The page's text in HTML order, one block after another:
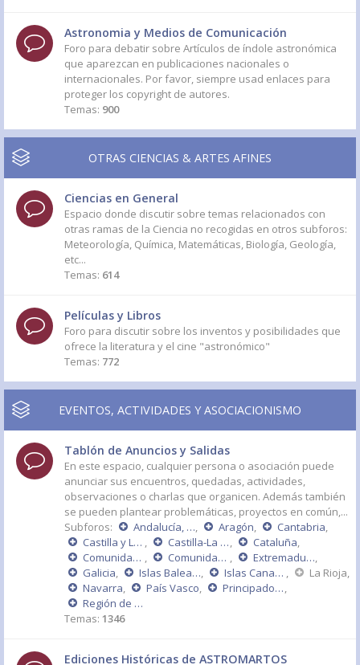
Astronomia y Medios de Comunicación
Foro para debatir sobre Artículos de índole astronómica
que aparezcan en publicaciones nacionales o
internacionales. Por favor, siempre usad enlaces para
proteger los copyright de autores.
Temas: 900
OTRAS CIENCIAS & ARTES AFINES
Ciencias en General
Espacio donde discutir sobre temas relacionados con
otras ramas de la Ciencia no recogidas en otros subforos:
Meteorología, Química, Matemáticas, Biología, Geología,
etc...
Temas: 614
Películas y Libros
Foro para discutir sobre los inventos y posibilidades que
ofrece la literatura y el cine "astronómico"
Temas: 772
EVENTOS, ACTIVIDADES Y ASOCIACIONISMO
Tablón de Anuncios y Salidas
En este espacio, cualquier persona o asociación puede
anunciar sus encuentros, quedadas, actividades,
observaciones o charlas que organicen. Además también
se pueden plantear problemáticas, proyectos en común,...
Subforos:
Andalucía, Ceuta y Melilla , Aragón, Cantabria,
Castilla y León
, Castilla-La Mancha , Cataluña,
Comunidad de Madrid
, Comunidad Valenciana , Extremadura
,
Galicia, Islas Baleares , Islas Canarias , La Rioja,
Navarra, País Vasco, Principado de Asturias
,
Región de Murcia
Temas: 1346
Ediciones Históricas de ASTROMARTOS